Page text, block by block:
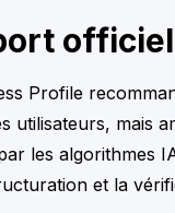
officiel
Profile
utilisateurs, mais
les algorithmes
et la